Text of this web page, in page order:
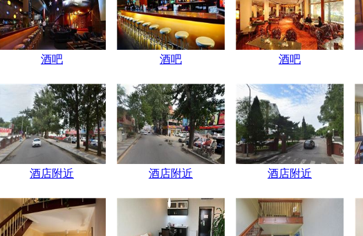
酒吧 酒吧 酒吧
酒店附近 酒店附近 酒店附近